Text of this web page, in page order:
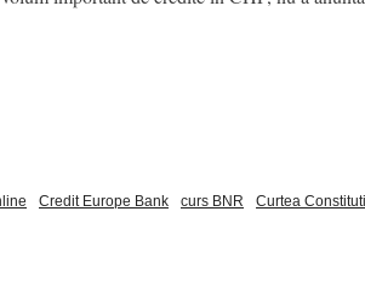
Credit Europe Bank curs BNR Curtea